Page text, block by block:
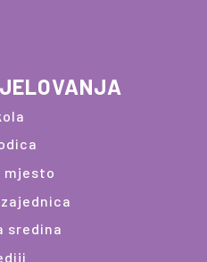
mjesto
sredina